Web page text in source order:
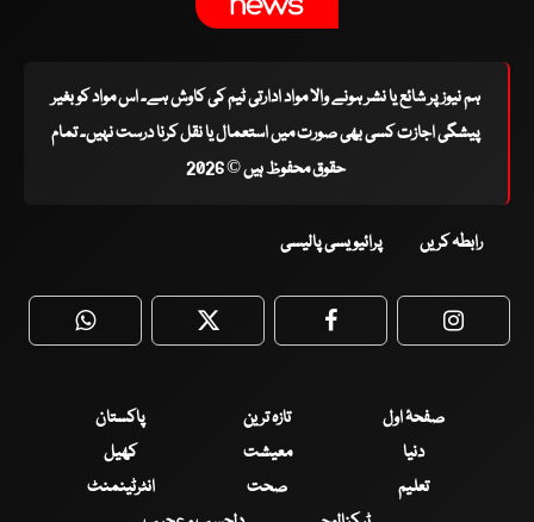
ہم نیوز پر شائع یا نشر ہونے والا مواد ادارتی ٹیم کی کاوش ہے۔ اس مواد کو بغیر
پیشگی اجازت کسی بھی صورت میں استعمال یا نقل کرنا درست نہیں۔ تمام
حقوق محفوظ ہیں © 2026
رابطہ کریں پرائیویسی پالیسی
WhatsApp Twitter Facebook
صفحۂ اول تازہ ترین
پاکستان
دنیا
معیشت
کھیل
تعلیم
صحت
انٹرٹینمنٹ